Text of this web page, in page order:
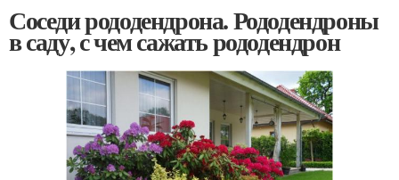
Соседи рододендрона. Рододендроны
в саду, с чем сажать рододендрон